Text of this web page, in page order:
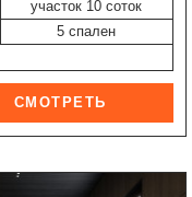
участок 10 соток
5 спален